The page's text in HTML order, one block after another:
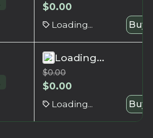
$0.00
Loading... Buy
Loading...
$0.00
$0.00
Loading... Buy